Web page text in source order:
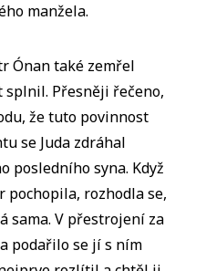
manžela.
Ónan také zemřel
Přesněji řečeno,
že tuto povinnost
se Juda zdráhal
posledního syna. Když
pochopila, rozhodla se,
sama. V přestrojení za
podařilo se jí s ním